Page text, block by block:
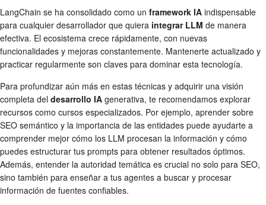
LangChain se ha consolidado como un framework IA indispensable
para cualquier desarrollador que quiera integrar LLM de manera
efectiva. El ecosistema crece rápidamente, con nuevas
funcionalidades y mejoras constantemente. Mantenerte actualizado y
practicar regularmente son claves para dominar esta tecnología.
Para profundizar aún más en estas técnicas y adquirir una visión
completa del desarrollo IA generativa, te recomendamos explorar
recursos como cursos especializados. Por ejemplo, aprender sobre
SEO semántico y la importancia de las entidades puede ayudarte a
comprender mejor cómo los LLM procesan la información y cómo
puedes estructurar tus prompts para obtener resultados óptimos.
Además, entender la autoridad temática es crucial no solo para SEO,
sino también para enseñar a tus agentes a buscar y procesar
información de fuentes confiables.